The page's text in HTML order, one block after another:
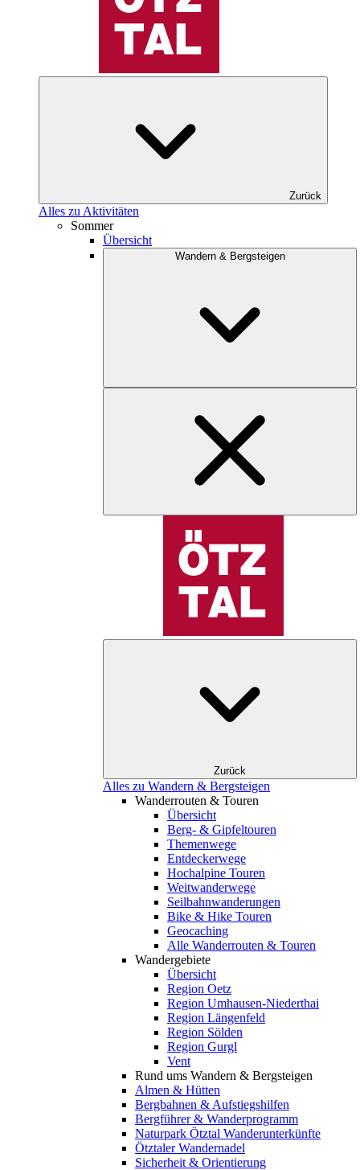
Zurück
Alles zu Aktivitäten
Sommer
Übersicht
Wandern & Bergsteigen
Zurück
Alles zu Wandern & Bergsteigen
Wanderrouten & Touren
Übersicht
Berg- & Gipfeltouren
Themenwege
Entdeckerwege
Hochalpine Touren
Weitwanderwege
Seilbahnwanderungen
Bike & Hike Touren
Geocaching
Alle Wanderrouten & Touren
Wandergebiete
Übersicht
Region Oetz
Region Umhausen-Niederthai
Region Längenfeld
Region Sölden
Region Gurgl
Vent
Rund ums Wandern & Bergsteigen
Almen & Hütten
Bergbahnen & Aufstiegshilfen
Bergführer & Wanderprogramm
Naturpark Ötztal Wanderunterkünfte
Ötztaler Wandernadel
Sicherheit & Orientierung